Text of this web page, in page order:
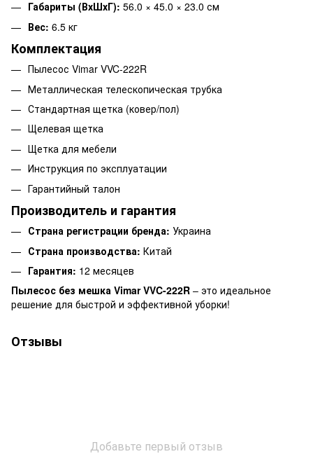
Габариты (ВхШхГ): 56.0 × 45.0 × 23.0 см
Вес: 6.5 кг
Комплектация
Пылесос Vimar VVC-222R
Металлическая телескопическая трубка
Стандартная щетка (ковер/пол)
Щелевая щетка
Щетка для мебели
Инструкция по эксплуатации
Гарантийный талон
Производитель и гарантия
Страна регистрации бренда: Украина
Страна производства: Китай
Гарантия: 12 месяцев
Пылесос без мешка Vimar VVC-222R – это идеальное
решение для быстрой и эффективной уборки!
Отзывы
Добавьте первый отзыв